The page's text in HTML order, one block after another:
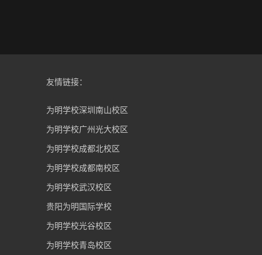
友情链接：
为明学校深圳南山校区
为明学校广州光大校区
为明学校成都北校区
为明学校成都南校区
为明学校武汉校区
贵阳为明国际学校
为明学校光谷校区
为明学校青岛校区